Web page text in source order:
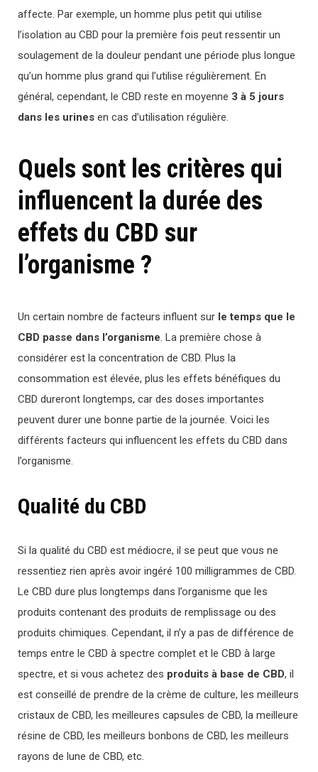
affecte. Par exemple, un homme plus petit qui utilise
l’isolation au CBD pour la première fois peut ressentir un
soulagement de la douleur pendant une période plus longue
qu’un homme plus grand qui l’utilise régulièrement. En
général, cependant, le CBD reste en moyenne 3 à 5 jours
dans les urines en cas d’utilisation régulière.
Quels sont les critères qui
influencent la durée des
effets du CBD sur
l’organisme ?
Un certain nombre de facteurs influent sur le temps que le
CBD passe dans l’organisme. La première chose à
considérer est la concentration de CBD. Plus la
consommation est élevée, plus les effets bénéfiques du
CBD dureront longtemps, car des doses importantes
peuvent durer une bonne partie de la journée. Voici les
différents facteurs qui influencent les effets du CBD dans
l’organisme.
Qualité du CBD
Si la qualité du CBD est médiocre, il se peut que vous ne
ressentiez rien après avoir ingéré 100 milligrammes de CBD.
Le CBD dure plus longtemps dans l’organisme que les
produits contenant des produits de remplissage ou des
produits chimiques. Cependant, il n’y a pas de différence de
temps entre le CBD à spectre complet et le CBD à large
spectre, et si vous achetez des produits à base de CBD, il
est conseillé de prendre de la crème de culture, les meilleurs
cristaux de CBD, les meilleures capsules de CBD, la meilleure
résine de CBD, les meilleurs bonbons de CBD, les meilleurs
rayons de lune de CBD, etc.